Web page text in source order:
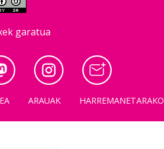
garatua
ARAUAK HARREMANETARAKO